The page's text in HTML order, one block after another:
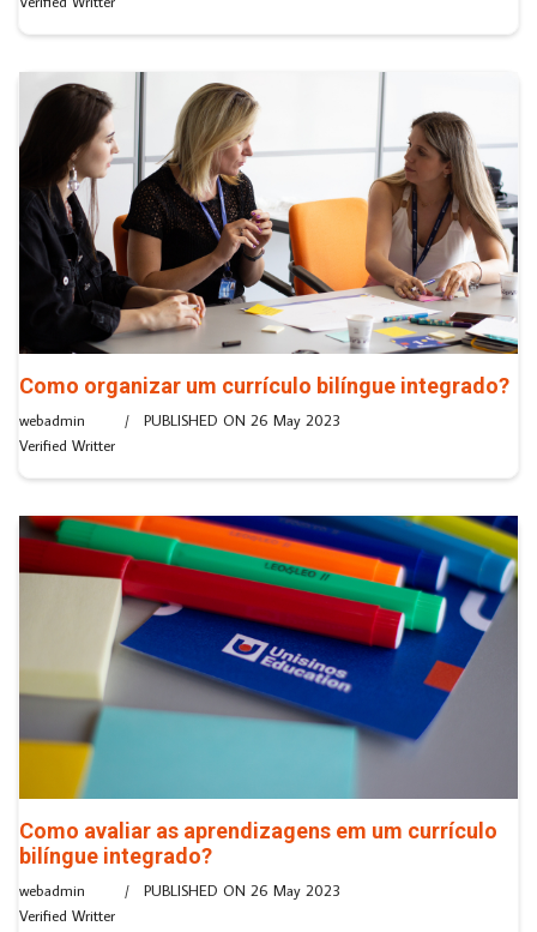
Como organizar um currículo bilíngue integrado?
webadmin
Verified Writter
PUBLISHED ON 26 May 2023
Como avaliar as aprendizagens em um currículo
bilíngue integrado?
webadmin
Verified Writter
PUBLISHED ON 26 May 2023